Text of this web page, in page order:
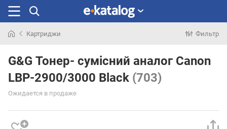
раньше
Картриджи Фильтр
G&G Тонер- сумісний аналог Canon
LBP-2900/3000 Black (703)
Ожидается в продаже